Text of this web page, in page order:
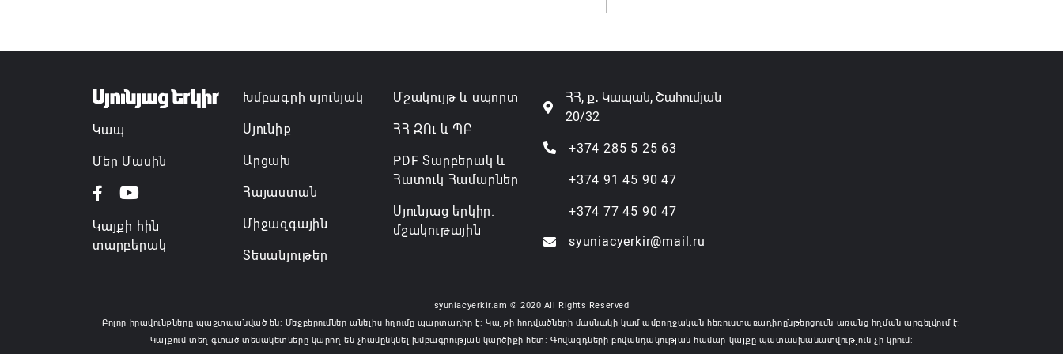
Կապ
Մեր Մասին
Կայքի հին
տարբերակ
Խմբագրի սյունյակ
Սյունիք
Արցախ
Հայաստան
Միջազգային
Տեսանյութեր
Մշակույթ և սպորտ
ՀՀ ԶՈւ և ՊԲ
PDF Տարբերակ և
Հատուկ Համարներ
Սյունյաց երկիր.
մշակութային
ՀՀ, ք․ Կապան, Շահումյան
20/32
+374 285 5 25 63
+374 91 45 90 47
+374 77 45 90 47
syuniacyerkir@mail.ru
syuniacyerkir.am © 2020 All Rights Reserved
Բոլոր իրավունքները պաշտպանված են: Մեջբերումներ անելիս հղումը պարտադիր է: Կայքի հոդվածների մասնակի կամ ամբողջական հեռուստառադիոընթերցումն առանց հղման արգելվում է:
Կայքում տեղ գտած տեսակետները կարող են չհամընկնել խմբագրության կարծիքի հետ: Գովազդների բովանդակության համար կայքը պատասխանատվություն չի կրում: